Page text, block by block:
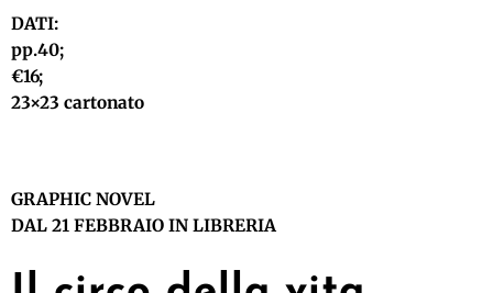
DATI:
pp.40;
€16;
23×23 cartonato
GRAPHIC NOVEL
DAL 21 FEBBRAIO IN LIBRERIA